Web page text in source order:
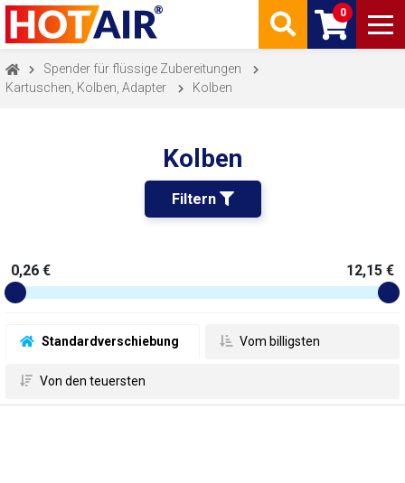
0
Spender für flüssige Zubereitungen
Kartuschen, Kolben, Adapter
Kolben
Kolben
Filtern
Standardverschiebung Vom billigsten
Von den teuersten
0,26 € 12,15 €